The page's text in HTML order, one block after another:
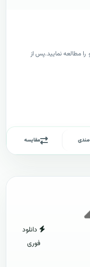
را مطالعه نمایید.پس از
مقایسه
دانلود
فوری